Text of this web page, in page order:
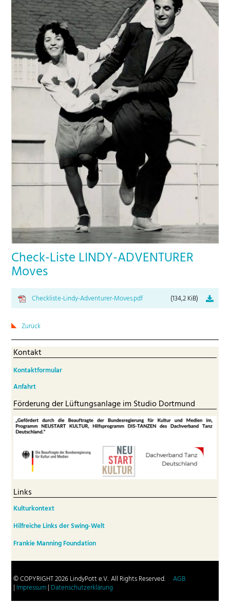
Check-Liste LINDY-ADVENTURER
Moves
Checkliste-Lindy-Adventurer-Moves.pdf (134,2 KiB)
Zurück
Kontakt
Kontaktformular
Anfahrt
Förderung der Lüftungsanlage im Studio Dortmund
Links
Kulturkontext
Hilfreiche Links der Swing-Welt
Frankie Manning Foundation
© COPYRIGHT 2026 LindyPott e.V.. All Rights Reserved.AGB
| Impressum| Datenschutzerklärung